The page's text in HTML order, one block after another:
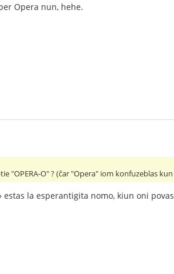
Opera nun, hehe.
"OPERA-O" ? (ĉar "Opera" iom konfuzeblas
estas la esperantigita nomo, kiun oni